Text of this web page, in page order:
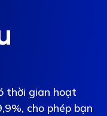
thời gian hoạt
cho phép bạn